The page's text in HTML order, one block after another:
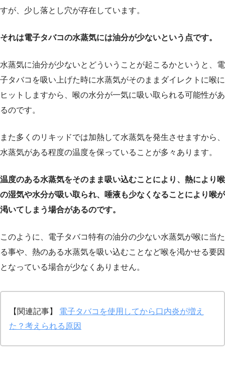
すが、少し落とし穴が存在しています。
それは電子タバコの水蒸気には油分が少ないという点です。
水蒸気に油分が少ないとどういうことが起こるかというと、電
子タバコを吸い上げた時に水蒸気がそのままダイレクトに喉に
ヒットしますから、喉の水分が一気に吸い取られる可能性があ
るのです。
また多くのリキッドでは加熱して水蒸気を発生させますから、
水蒸気がある程度の温度を保っていることが多々あります。
温度のある水蒸気をそのまま吸い込むことにより、熱により喉
の湿気や水分が吸い取られ、唾液も少なくなることにより喉が
渇いてしまう場合があるのです。
このように、電子タバコ特有の油分の少ない水蒸気が喉に当た
る事や、熱のある水蒸気を吸い込むことなど喉を渇かせる要因
となっている場合が少なくありません。
【関連記事】 電子タバコを使用してから口内炎が増え
た？考えられる原因